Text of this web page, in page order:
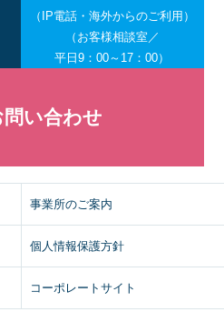
（IP電話・海外からのご利用）
（お客様相談室／
平日9：00～17：00）
問い合わせ
事業所のご案内
個人情報保護方針
コーポレートサイト